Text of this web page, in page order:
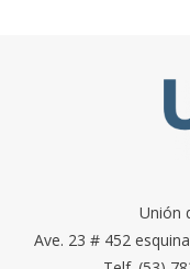
Unión
Ave. 23 # 452